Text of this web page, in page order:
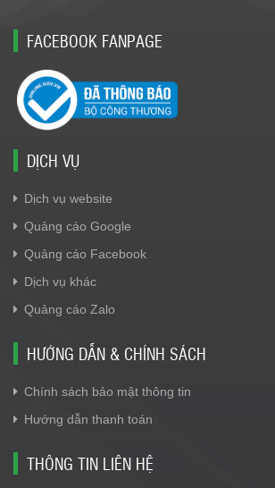
FACEBOOK FANPAGE
DỊCH VỤ
Dịch vụ website
Quảng cáo Google
Quảng cáo Facebook
Dịch vụ khác
Quảng cáo Zalo
HƯỚNG DẪN & CHÍNH SÁCH
Chính sách bảo mật thông tin
Hướng dẫn thanh toán
THÔNG TIN LIÊN HỆ